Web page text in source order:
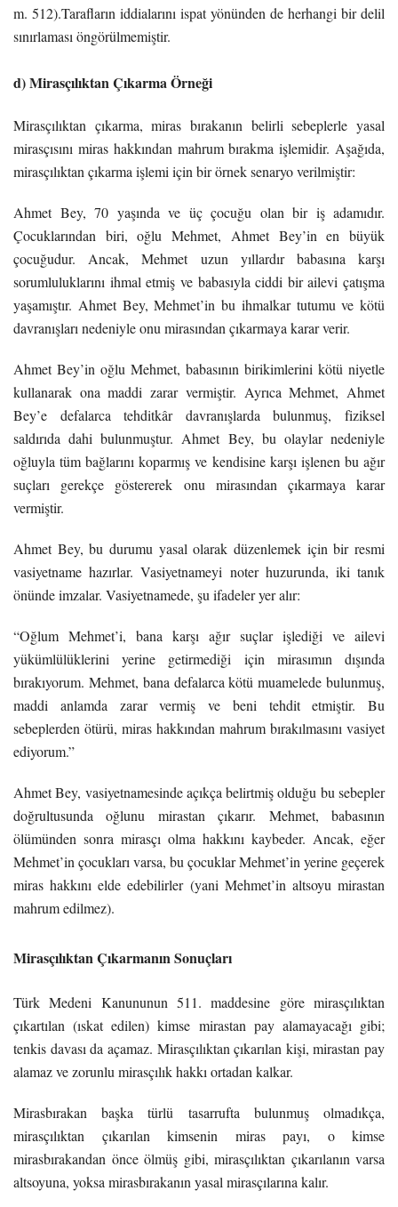
m. 512).Tarafların iddialarını ispat yönünden de herhangi bir delil
sınırlaması öngörülmemiştir.
d) Mirasçılıktan Çıkarma Örneği
Mirasçılıktan çıkarma, miras bırakanın belirli sebeplerle yasal
mirasçısını miras hakkından mahrum bırakma işlemidir. Aşağıda,
mirasçılıktan çıkarma işlemi için bir örnek senaryo verilmiştir:
Ahmet Bey, 70 yaşında ve üç çocuğu olan bir iş adamıdır.
Çocuklarından biri, oğlu Mehmet, Ahmet Bey’in en büyük
çocuğudur. Ancak, Mehmet uzun yıllardır babasına karşı
sorumluluklarını ihmal etmiş ve babasıyla ciddi bir ailevi çatışma
yaşamıştır. Ahmet Bey, Mehmet’in bu ihmalkar tutumu ve kötü
davranışları nedeniyle onu mirasından çıkarmaya karar verir.
Ahmet Bey’in oğlu Mehmet, babasının birikimlerini kötü niyetle
kullanarak ona maddi zarar vermiştir. Ayrıca Mehmet, Ahmet
Bey’e defalarca tehditkâr davranışlarda bulunmuş, fiziksel
saldırıda dahi bulunmuştur. Ahmet Bey, bu olaylar nedeniyle
oğluyla tüm bağlarını koparmış ve kendisine karşı işlenen bu ağır
suçları gerekçe göstererek onu mirasından çıkarmaya karar
vermiştir.
Ahmet Bey, bu durumu yasal olarak düzenlemek için bir resmi
vasiyetname hazırlar. Vasiyetnameyi noter huzurunda, iki tanık
önünde imzalar. Vasiyetnamede, şu ifadeler yer alır:
“Oğlum Mehmet’i, bana karşı ağır suçlar işlediği ve ailevi
yükümlülüklerini yerine getirmediği için mirasımın dışında
bırakıyorum. Mehmet, bana defalarca kötü muamelede bulunmuş,
maddi anlamda zarar vermiş ve beni tehdit etmiştir. Bu
sebeplerden ötürü, miras hakkından mahrum bırakılmasını vasiyet
ediyorum.”
Ahmet Bey, vasiyetnamesinde açıkça belirtmiş olduğu bu sebepler
doğrultusunda oğlunu mirastan çıkarır. Mehmet, babasının
ölümünden sonra mirasçı olma hakkını kaybeder. Ancak, eğer
Mehmet’in çocukları varsa, bu çocuklar Mehmet’in yerine geçerek
miras hakkını elde edebilirler (yani Mehmet’in altsoyu mirastan
mahrum edilmez).
Mirasçılıktan Çıkarmanın Sonuçları
Türk Medeni Kanununun 511. maddesine göre mirasçılıktan
çıkartılan (ıskat edilen) kimse mirastan pay alamayacağı gibi;
tenkis davası da açamaz. Mirasçılıktan çıkarılan kişi, mirastan pay
alamaz ve zorunlu mirasçılık hakkı ortadan kalkar.
Mirasbırakan başka türlü tasarrufta bulunmuş olmadıkça,
mirasçılıktan çıkarılan kimsenin miras payı, o kimse
mirasbırakandan önce ölmüş gibi, mirasçılıktan çıkarılanın varsa
altsoyuna, yoksa mirasbırakanın yasal mirasçılarına kalır.